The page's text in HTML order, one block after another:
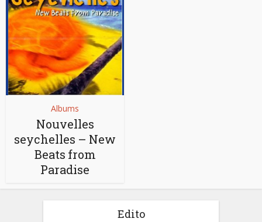
Albums
Nouvelles
seychelles – New
Beats from
Paradise
Edito